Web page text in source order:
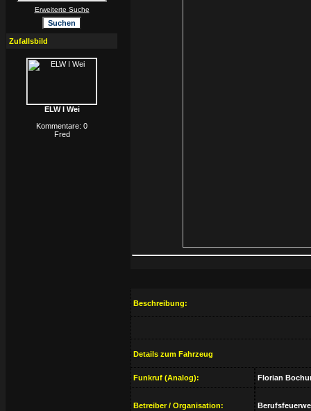
Erweiterte Suche
Zufallsbild
ELW I Wei
Kommentare: 0
Fred
Beschreibung:
Details zum Fahrzeug
Funkruf (Analog): Florian
Betreiber / Organisation: